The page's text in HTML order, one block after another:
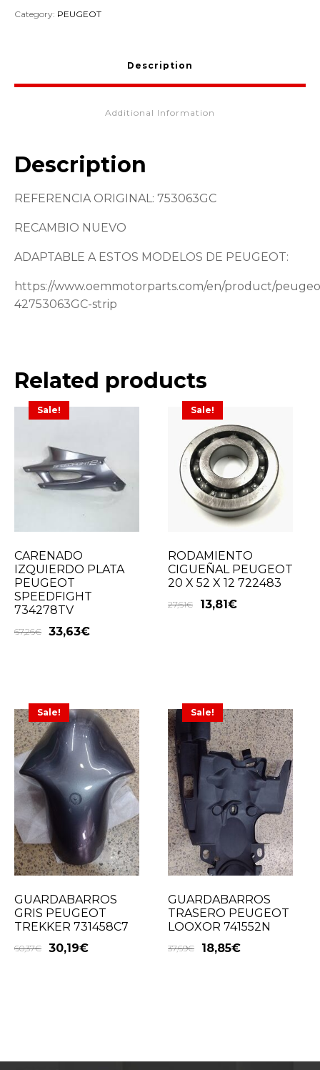
Category: PEUGEOT
Description
Additional Information
Description
REFERENCIA ORIGINAL: 753063GC
RECAMBIO NUEVO
ADAPTABLE A ESTOS MODELOS DE PEUGEOT:
https://www.oemmotorparts.com/en/product/
42753063GC-strip
Related products
Sale!
CARENADO
IZQUIERDO PLATA
PEUGEOT
SPEEDFIGHT
734278TV
67,26€ 33,63€
Sale!
RODAMIENTO
CIGUEÑAL PEUGEOT
20 X 52 X 12 722483
27,61€ 13,81€
Sale!
GUARDABARROS
GRIS PEUGEOT
TREKKER 731458C7
60,37€ 30,19€
Sale!
GUARDABARROS
TRASERO PEUGEOT
LOOXOR 741552N
37,69€ 18,85€